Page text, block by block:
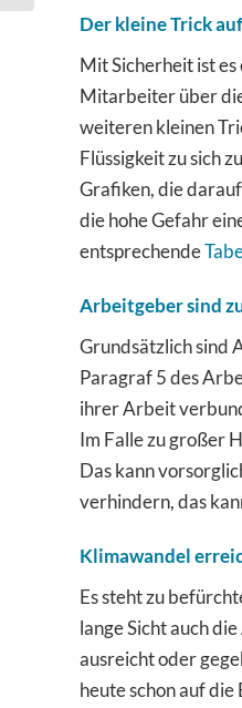
Der kleine Trick
Mit Sicherheit ist
Mitarbeiter über
weiteren kleinen
Flüssigkeit zu sich
Grafiken, die
die hohe Gefahr
entsprechende
Arbeitgeber sind
Grundsätzlich sind
Paragraf 5 des
ihrer Arbeit
Im Falle zu großer
Das kann
verhindern, das
Klimawandel
Es steht zu
lange Sicht auch
ausreicht oder
heute schon auf